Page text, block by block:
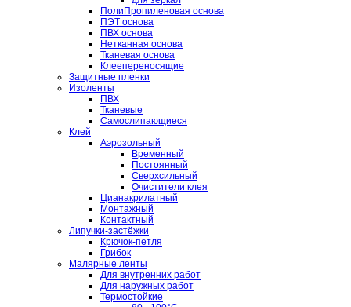
ПолиПропиленовая основа
ПЭТ основа
ПВХ основа
Нетканная основа
Тканевая основа
Клеепереносящие
Защитные пленки
Изоленты
ПВХ
Тканевые
Самослипающиеся
Клей
Аэрозольный
Временный
Постоянный
Сверхсильный
Очистители клея
Цианакрилатный
Монтажный
Контактный
Липучки-застёжки
Крючок-петля
Грибок
Малярные ленты
Для внутренних работ
Для наружных работ
Термостойкие